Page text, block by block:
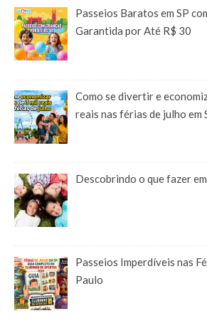
Passeios Baratos em SP
Garantida por Até R$ 30
Como se divertir e
reais nas férias de julho em
Descobrindo o que fazer
Passeios Imperdíveis nas
Paulo